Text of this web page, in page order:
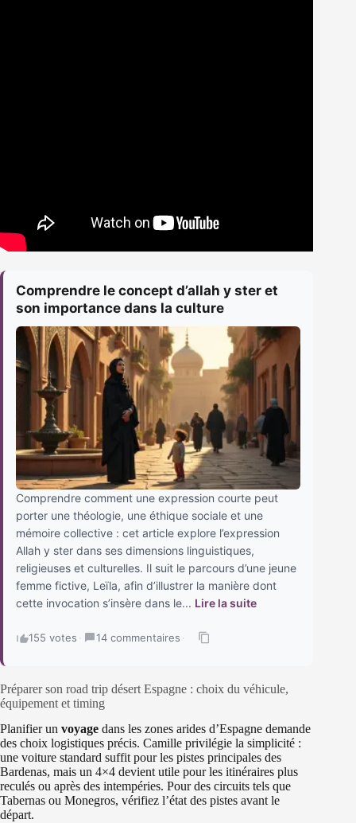
Comprendre le concept d’allah y ster et
son importance dans la culture
Comprendre comment une expression courte peut
porter une théologie, une éthique sociale et une
mémoire collective : cet article explore l’expression
Allah y ster dans ses dimensions linguistiques,
religieuses et culturelles. Il suit le parcours d’une jeune
femme fictive, Leïla, afin d’illustrer la manière dont
cette invocation s’insère dans le... Lire la suite
155 votes · 14 commentaires ·
Préparer son road trip désert Espagne : choix du véhicule,
équipement et timing
Planifier un voyage dans les zones arides d’Espagne demande
des choix logistiques précis. Camille privilégie la simplicité :
une voiture standard suffit pour les pistes principales des
Bardenas, mais un 4×4 devient utile pour les itinéraires plus
reculés ou après des intempéries. Pour des circuits tels que
Tabernas ou Monegros, vérifiez l’état des pistes avant le
départ.